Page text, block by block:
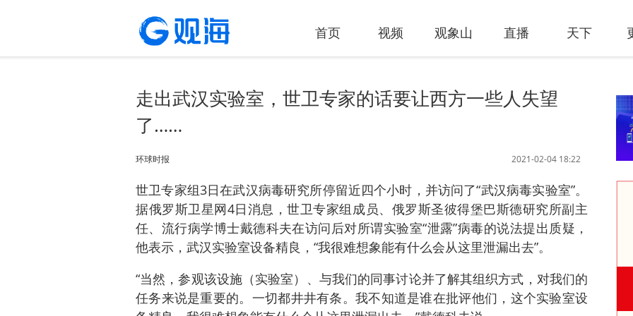
首页 视频 观象山 直播 天下
走出武汉实验室，世卫专家的话要让西方一些人失望
了……
2021-02-04 18:22
环球时报
世卫专家组3日在武汉病毒研究所停留近四个小时，并访问了“武汉病毒实验室”。
据俄罗斯卫星网4日消息，世卫专家组成员、俄罗斯圣彼得堡巴斯德研究所副主
任、流行病学博士戴德科夫在访问后对所谓实验室“泄露”病毒的说法提出质疑，
他表示，武汉实验室设备精良，“我很难想象能有什么会从这里泄漏出去”。
“当然，参观该设施（实验室）、与我们的同事讨论并了解其组织方式，对我们的
任务来说是重要的。一切都井井有条。我不知道是谁在批评他们，这个实验室设